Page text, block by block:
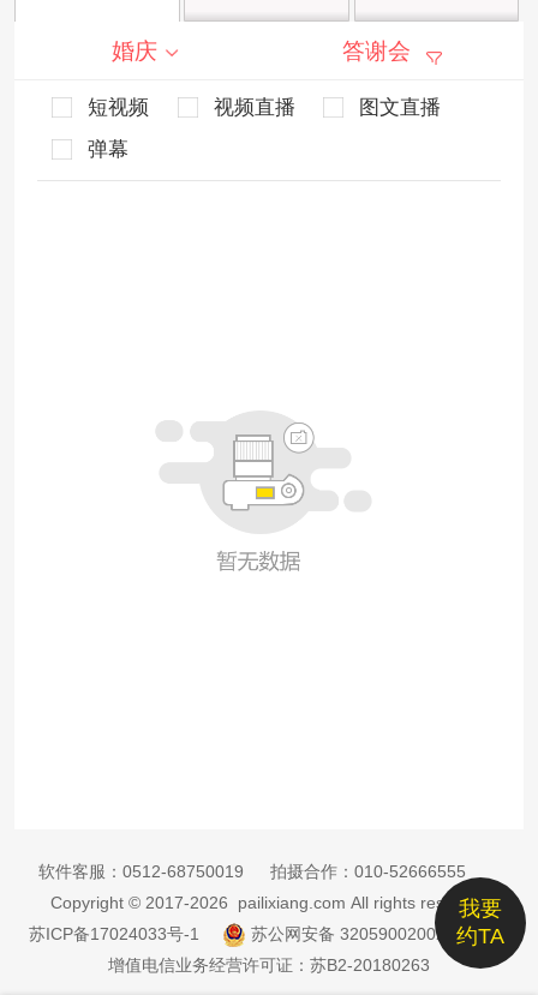
婚庆 答谢会
短视频 视频直播
图文直播
弹幕
我要
约TA
软件客服： 0512-68750019 拍摄合作： 010-52666555
Copyright © 2017-2026 pailixiang.com All rights reserved
苏ICP备17024033号-1
苏公网安备 32059002002885号
增值电信业务经营许可证：苏B2-20180263